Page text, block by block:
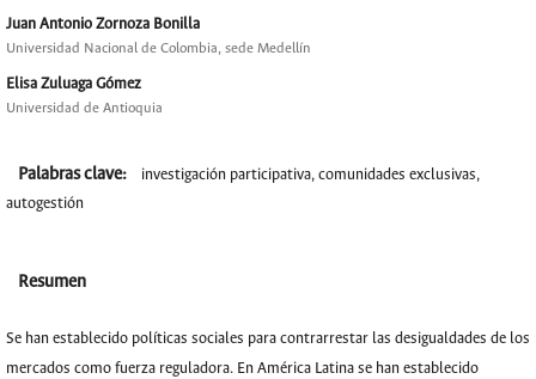
Juan Antonio Zornoza Bonilla
Universidad Nacional de Colombia, sede Medellín
Elisa Zuluaga Gómez
Universidad de Antioquia
Palabras clave:
investigación participativa, comunidades exclusivas,
autogestión
Resumen
Se han establecido políticas sociales para contrarrestar las desigualdades de los
mercados como fuerza reguladora. En América Latina se han establecido